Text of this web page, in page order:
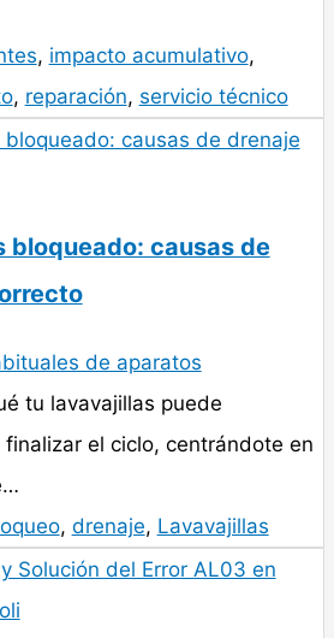
, impacto acumulativo,
, reparación, servicio técnico
bloqueado: causas de
de aparatos
tu lavavajillas puede
finalizar el ciclo, centrándote en
, drenaje, Lavavajillas